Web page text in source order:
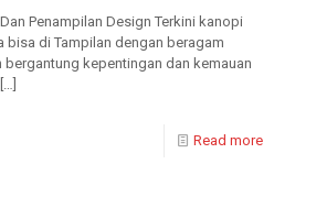
Penampilan Design Terkini kanopi
bisa di Tampilan dengan beragam
kepentingan dan kemauan
[…]
Read more